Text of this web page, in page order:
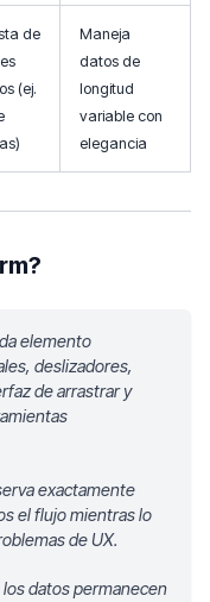
de
(ej.
Maneja
datos de
longitud
variable con
elegancia
elemento
deslizadores,
de arrastrar y
exactamente
el flujo mientras lo
de UX.
datos permanecen